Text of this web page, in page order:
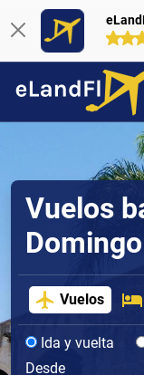
Vuelos
Domingo
Vuelos
Ida y vuelta
Desde